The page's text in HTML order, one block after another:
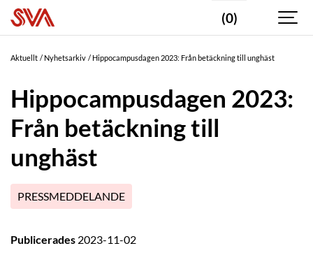
(0)
Aktuellt Nyhetsarkiv Hippocampusdagen 2023: Från betäckning till unghäst
Hippocampusdagen 2023:
Från betäckning till
unghäst
PRESSMEDDELANDE
Publicerades 2023-11-02